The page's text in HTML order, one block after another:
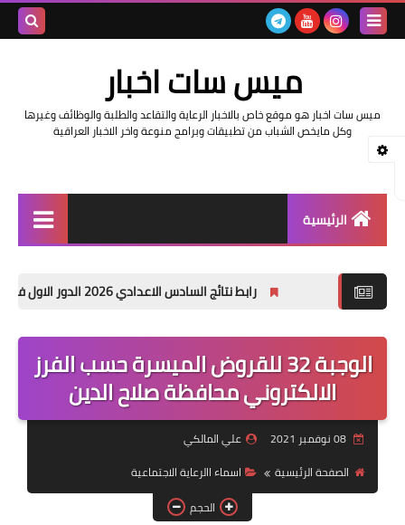
ميس سات اخبار
ميس سات اخبار هو موقع خاص بالاخبار الرعاية والتقاعد والطلبة والوظائف وغيرها
وكل مايخص الشباب من تطبيقات وبرامج منوعة واخر الاخبار العراقية
الرئيسية
اخبار وزارة التربية والتعليم
اخبار وزارة العمل وهيئة
قسم التطبيقات
قطع الاراضي
رابط نتائج السادس الاعدادي 2026 الدور الاول في العراق | موقع نتائجنا
الوجبة 32 للقروض الميسرة حسب الفرز
الالكتروني محافظة صلاح الدين
08 نوفمبر 2021
علي المالكي
الصفحة الرئيسية
اسماء االرعاية الاجتماعية
الحجم